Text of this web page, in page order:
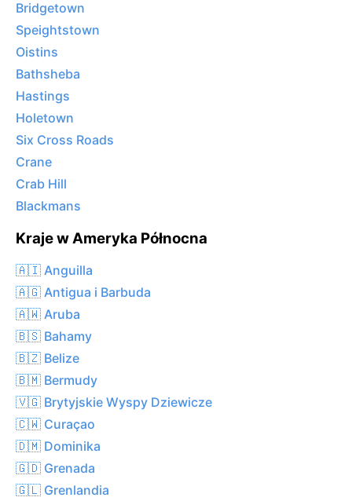
Bridgetown
Speightstown
Oistins
Bathsheba
Hastings
Holetown
Six Cross Roads
Crane
Crab Hill
Blackmans
Kraje w Ameryka Północna
🇦🇮 Anguilla
🇦🇬 Antigua i Barbuda
🇦🇼 Aruba
🇧🇸 Bahamy
🇧🇿 Belize
🇧🇲 Bermudy
🇻🇬 Brytyjskie Wyspy Dziewicze
🇨🇼 Curaçao
🇩🇲 Dominika
🇬🇩 Grenada
🇬🇱 Grenlandia